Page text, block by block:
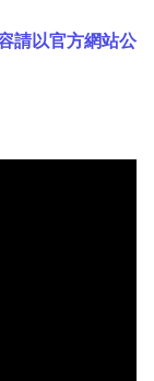
請以官方網站公